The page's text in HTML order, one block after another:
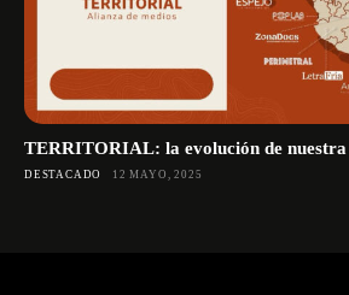
TERRITORIAL: la evolución de nuestra
DESTACADO 12 MAYO, 2025